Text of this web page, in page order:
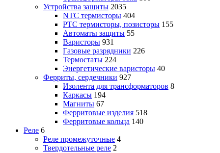
Устройства защиты 2035
NTC термисторы 404
PTC термисторы, позисторы 155
Автоматы защиты 55
Варисторы 931
Газовые разрядники 226
Термостаты 224
Энергетические варисторы 40
Ферриты, сердечники 927
Изолента для трансформаторов 8
Каркасы 194
Магниты 67
Ферритовые изделия 518
Ферритовые кольца 140
Реле 6
Реле промежуточные 4
Твердотельные реле 2